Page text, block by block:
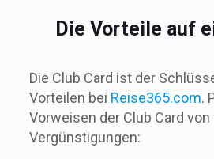
Die Vorteile auf
Die Club Card ist der
Vorteilen bei Reise365.com.
Vorweisen der Club Card
Vergünstigungen: